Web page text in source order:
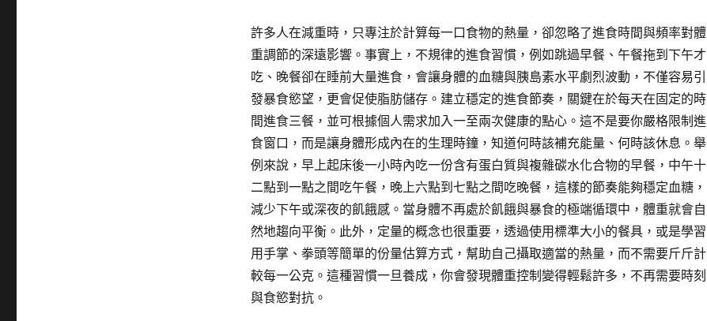
許多人在減重時，只專注於計算每一口食物的熱量，卻忽略了進食時間與頻率對體
重調節的深遠影響。事實上，不規律的進食習慣，例如跳過早餐、午餐拖到下午才
吃、晚餐卻在睡前大量進食，會讓身體的血糖與胰島素水平劇烈波動，不僅容易引
發暴食慾望，更會促使脂肪儲存。建立穩定的進食節奏，關鍵在於每天在固定的時
間進食三餐，並可根據個人需求加入一至兩次健康的點心。這不是要你嚴格限制進
食窗口，而是讓身體形成內在的生理時鐘，知道何時該補充能量、何時該休息。舉
例來說，早上起床後一小時內吃一份含有蛋白質與複雜碳水化合物的早餐，中午十
二點到一點之間吃午餐，晚上六點到七點之間吃晚餐，這樣的節奏能夠穩定血糖，
減少下午或深夜的飢餓感。當身體不再處於飢餓與暴食的極端循環中，體重就會自
然地趨向平衡。此外，定量的概念也很重要，透過使用標準大小的餐具，或是學習
用手掌、拳頭等簡單的份量估算方式，幫助自己攝取適當的熱量，而不需要斤斤計
較每一公克。這種習慣一旦養成，你會發現體重控制變得輕鬆許多，不再需要時刻
與食慾對抗。